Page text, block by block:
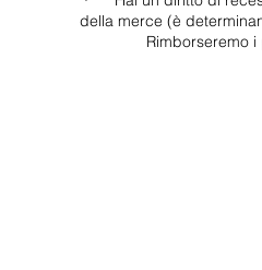
della merce (è
Rimborseremo